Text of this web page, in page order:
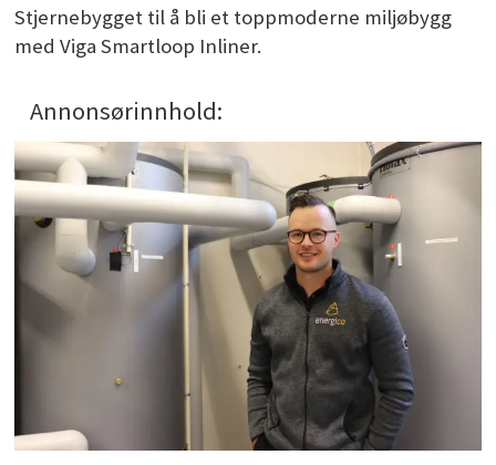
Stjernebygget til å bli et toppmoderne miljøbygg
med Viga Smartloop Inliner.
Annonsørinnhold: